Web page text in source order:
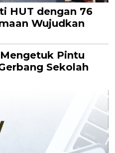
HUT dengan 76
Wujudkan
Pintu
Sekolah